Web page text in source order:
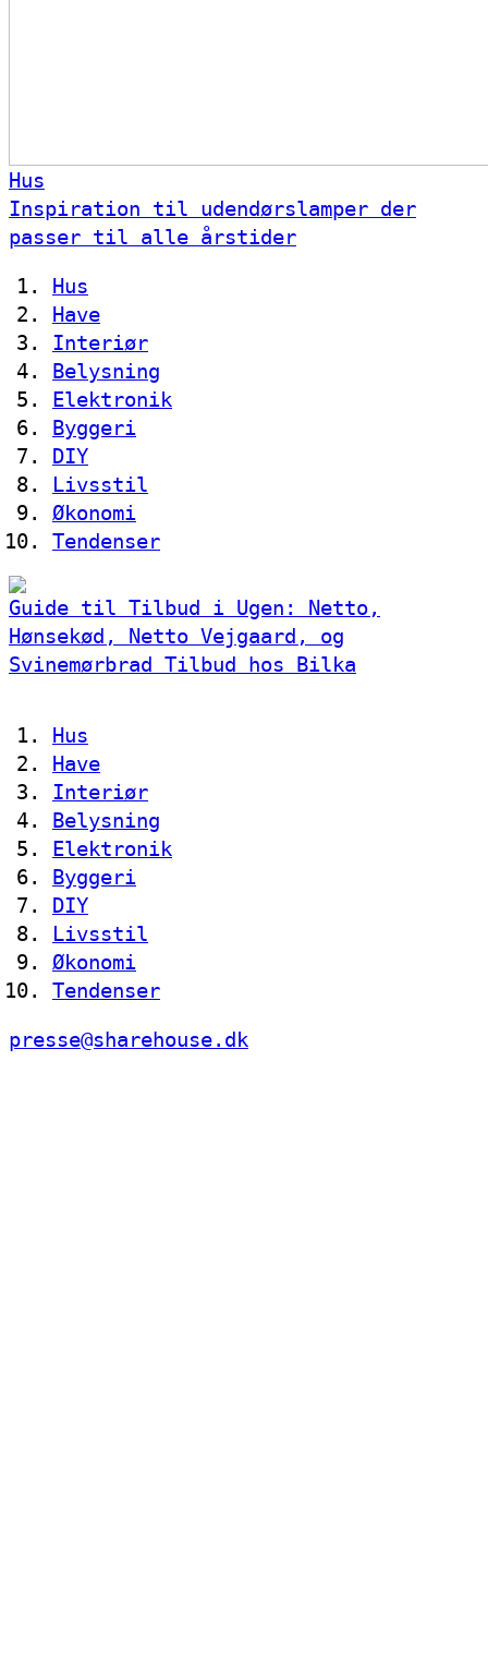
Hus
Inspiration til udendørslamper der
passer til alle årstider
Hus
Have
Interiør
Belysning
Elektronik
Byggeri
DIY
Livsstil
Økonomi
Tendenser
Guide til Tilbud i Ugen: Netto,
Hønsekød, Netto Vejgaard, og
Svinemørbrad Tilbud hos Bilka
Hus
Have
Interiør
Belysning
Elektronik
Byggeri
DIY
Livsstil
Økonomi
Tendenser
presse@sharehouse.dk